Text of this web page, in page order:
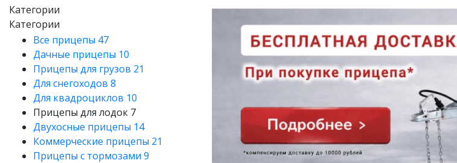
Категории
Категории
Все прицепы 47
Дачные прицепы 10
Прицепы для грузов 21
Для снегоходов 8
Для квадроциклов 10
Прицепы для лодок 7
Двухосные прицепы 14
Коммерческие прицепы 21
Прицепы с тормозами 9